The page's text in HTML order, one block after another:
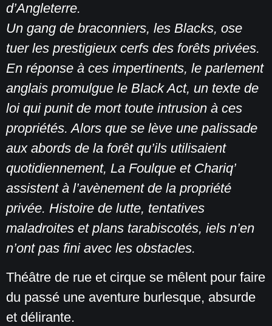
d’Angleterre.
Un gang de braconniers, les Blacks, ose
tuer les prestigieux cerfs des forêts privées.
En réponse à ces impertinents, le parlement
anglais promulgue le Black Act, un texte de
loi qui punit de mort toute intrusion à ces
propriétés. Alors que se lève une palissade
aux abords de la forêt qu’ils utilisaient
quotidiennement, La Foulque et Chariq’
assistent à l’avènement de la propriété
privée. Histoire de lutte, tentatives
maladroites et plans tarabiscotés, iels n’en
n’ont pas fini avec les obstacles.
Théâtre de rue et cirque se mêlent pour faire
du passé une aventure burlesque, absurde
et délirante.